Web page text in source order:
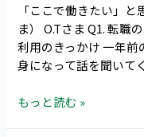
か
ら
内
定
得
（R.K
「ここで働きたい」
ま） O.Tさま Q1. 転職
利用のきっかけ 一年
身になって話を聞いて
い」
と
思
え
会
もっと読む »